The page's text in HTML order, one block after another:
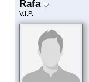
Rafa
V.I.P.